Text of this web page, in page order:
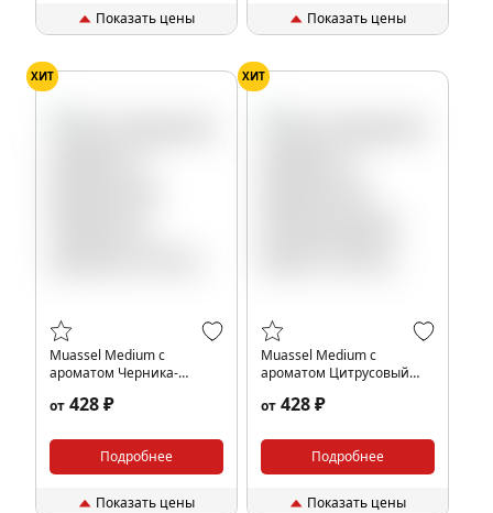
Показать цены Показать цены
ХИТ
Muassel Medium с
ароматом Черника-
от 428 ₽
Подробнее
Показать цены
ХИТ
Muassel Medium с
ароматом Цитрусовый
от 428 ₽
Подробнее
Показать цены